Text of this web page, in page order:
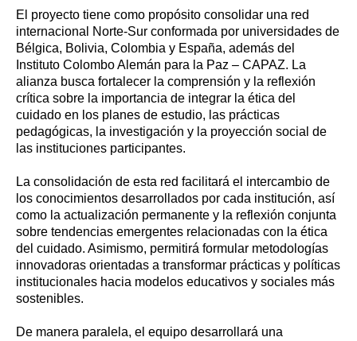
El proyecto tiene como propósito consolidar una red
internacional Norte-Sur conformada por universidades de
Bélgica, Bolivia, Colombia y España, además del
Instituto Colombo Alemán para la Paz – CAPAZ. La
alianza busca fortalecer la comprensión y la reflexión
crítica sobre la importancia de integrar la ética del
cuidado en los planes de estudio, las prácticas
pedagógicas, la investigación y la proyección social de
las instituciones participantes.
La consolidación de esta red facilitará el intercambio de
los conocimientos desarrollados por cada institución, así
como la actualización permanente y la reflexión conjunta
sobre tendencias emergentes relacionadas con la ética
del cuidado. Asimismo, permitirá formular metodologías
innovadoras orientadas a transformar prácticas y políticas
institucionales hacia modelos educativos y sociales más
sostenibles.
De manera paralela, el equipo desarrollará una